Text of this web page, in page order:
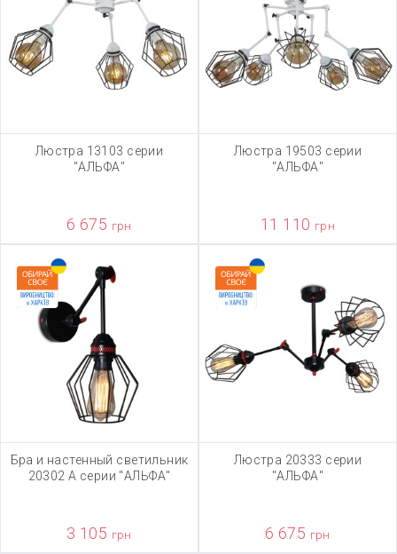
Люстра 13103 серии
"АЛЬФА"
6 675 грн
Люстра 19503 серии
"АЛЬФА"
11 110 грн
Бра и настенный светильник
20302 А серии "АЛЬФА"
3 105 грн
Люстра 20333 серии
"АЛЬФА"
6 675 грн